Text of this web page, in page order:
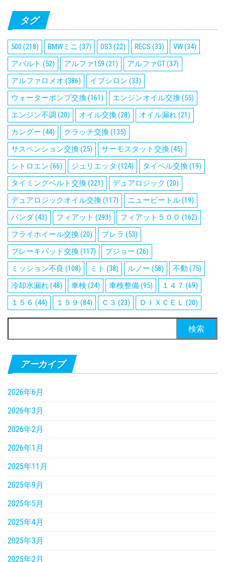
タグ
500 (218) BMWミニ (37) DS3 (22) RECS (33) VW(34)
アバルト (52) アルファ159 (21) アルファGT(37)
アルファロメオ (386) イプシロン (33)
ウォーターポンプ交換(161) エンジンオイル交換(55)
エンジン不調 (20) オイル交換(28) オイル漏れ(21)
カングー (44) クラッチ交換(135)
サスペンション交換(25) サーモスタット交換(45)
シトロエン (66) ジュリエッタ (124) タイベル交換(19)
タイミングベルト交換(221) デュアロジック (20)
デュアロジックオイル交換(117) ニュービートル(19)
パンダ(43) フィアット (293) フィアット５００ (162)
フライホイール交換(20) ブレラ (53)
ブレーキパッド交換(117) プジョー (26)
ミッション不良 (108) ミト (38) ルノー (58) 不動 (75)
冷却水漏れ(48) 車検 (24) 車検整備(95) １４７ (69)
１５６ (44) １５９ (84) Ｃ３ (23) ＤＩＸＣＥＬ (20)
索:
アーカイブ
2026年6月
2026年3月
2026年2月
2026年1月
2025年11月
2025年9月
2025年5月
2025年4月
2025年3月
2025年2月